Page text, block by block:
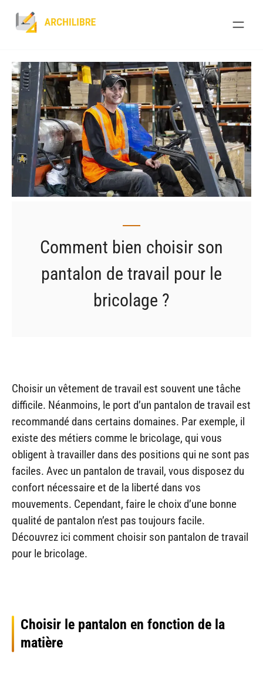
Comment bien choisir son
pantalon de travail pour le
bricolage ?
Choisir un vêtement de travail est souvent une tâche
difficile. Néanmoins, le port d’un pantalon de travail est
recommandé dans certains domaines. Par exemple, il
existe des métiers comme le bricolage, qui vous
obligent à travailler dans des positions qui ne sont pas
faciles. Avec un pantalon de travail, vous disposez du
confort nécessaire et de la liberté dans vos
mouvements. Cependant, faire le choix d’une bonne
qualité de pantalon n’est pas toujours facile.
Découvrez ici comment choisir son pantalon de travail
pour le bricolage.
Choisir le pantalon en fonction de la
matière